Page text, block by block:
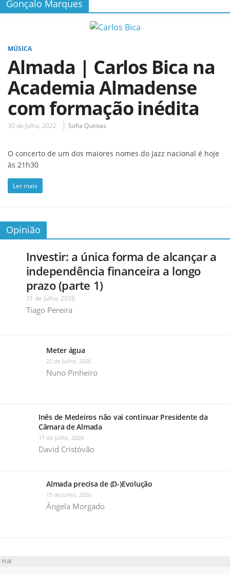
Gonçalo Marques
MÚSICA
Almada | Carlos Bica na
Academia Almadense
com formação inédita
30 de Julho, 2022 Sofia Quintas
O concerto de um dos maiores nomes do Jazz nacional é hoje
às 21h30
Ler mais
Opinião
Investir: a única forma de alcançar a
independência financeira a longo
prazo (parte 1)
31 de Julho, 2026
Tiago Pereira
Meter água
22 de Julho, 2026
Nuno Pinheiro
Inês de Medeiros não vai continuar Presidente da
Câmara de Almada
17 de Julho, 2026
David Cristóvão
Almada precisa de (D-)Evolução
15 de Julho, 2026
Ângela Morgado
PUB